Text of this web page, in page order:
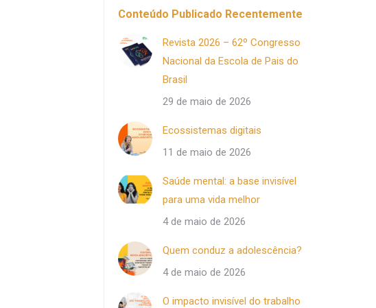
Conteúdo Publicado Recentemente
Revista 2026 – 62º Congresso
Nacional da Escola de Pais do
Brasil
29 de maio de 2026
Ecossistemas digitais
11 de maio de 2026
Saúde mental: a base invisível
para uma vida melhor
4 de maio de 2026
Quem conduz a adolescência?
4 de maio de 2026
O impacto invisível do trabalho